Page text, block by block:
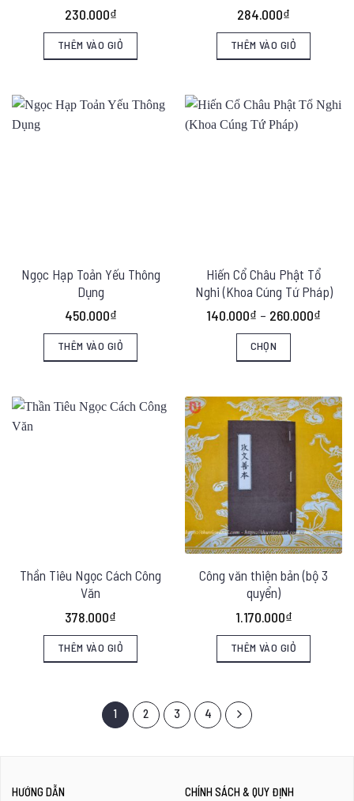
230.000₫
THÊM VÀO GIỎ
284.000₫
THÊM VÀO GIỎ
Ngọc Hạp Toản Yếu Thông
Dụng
450.000₫
THÊM VÀO GIỎ
Hiến Cổ Châu Phật Tổ
Nghi (Khoa Cúng Tứ Pháp)
140.000₫ – 260.000₫
CHỌN
phẩm
này
Các
tùy
chọn
có
thể
được
chọn
Thần Tiêu Ngọc Cách Công
Văn
378.000₫
THÊM VÀO GIỎ
Công văn thiện bản (bộ 3
quyển)
1.170.000₫
THÊM VÀO GIỎ
1 2 3 4
HƯỚNG DẪN CHÍNH SÁCH & QUY ĐỊNH